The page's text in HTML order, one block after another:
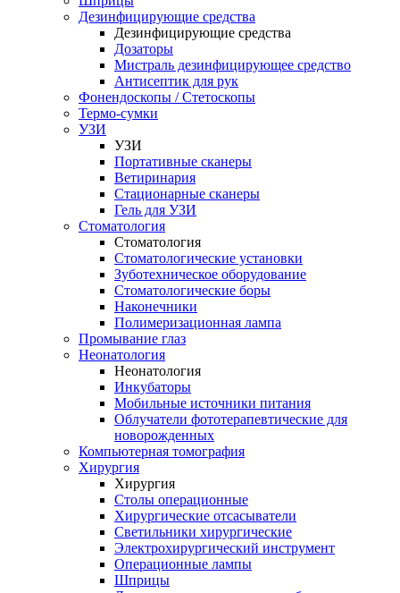
Дезинфицирующие средства
Дезинфицирующие средства
Дозаторы
Мистраль дезинфицирующее средство
Антисептик для рук
Фонендоскопы / Стетоскопы
Термо-сумки
УЗИ
УЗИ
Портативные сканеры
Ветиринария
Стационарные сканеры
Гель для УЗИ
Стоматология
Стоматология
Стоматологические установки
Зуботехническое оборудование
Стоматологические боры
Наконечники
Полимеризационная лампа
Промывание глаз
Неонатология
Неонатология
Инкубаторы
Мобильные источники питания
Облучатели фототерапевтические для
новорожденных
Компьютерная томография
Хирургия
Хирургия
Столы операционные
Хирургические отсасыватели
Светильники хирургические
Электрохирургический инструмент
Операционные лампы
Шприцы